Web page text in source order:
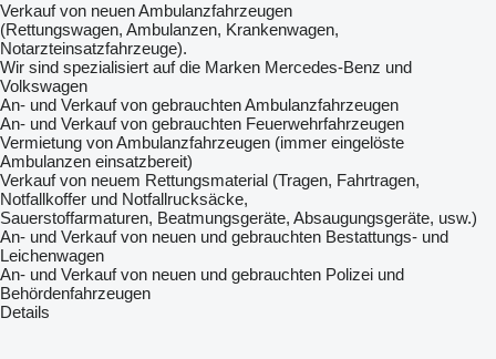
Verkauf von neuen Ambulanzfahrzeugen
(Rettungswagen, Ambulanzen, Krankenwagen,
Notarzteinsatzfahrzeuge).
Wir sind spezialisiert auf die Marken Mercedes-Benz und
Volkswagen
An- und Verkauf von gebrauchten Ambulanzfahrzeugen
An- und Verkauf von gebrauchten Feuerwehrfahrzeugen
Vermietung von Ambulanzfahrzeugen (immer eingelöste
Ambulanzen einsatzbereit)
Verkauf von neuem Rettungsmaterial (Tragen, Fahrtragen,
Notfallkoffer und Notfallrucksäcke,
Sauerstoffarmaturen, Beatmungsgeräte, Absaugungsgeräte, usw.)
An- und Verkauf von neuen und gebrauchten Bestattungs- und
Leichenwagen
An- und Verkauf von neuen und gebrauchten Polizei und
Behördenfahrzeugen
Details